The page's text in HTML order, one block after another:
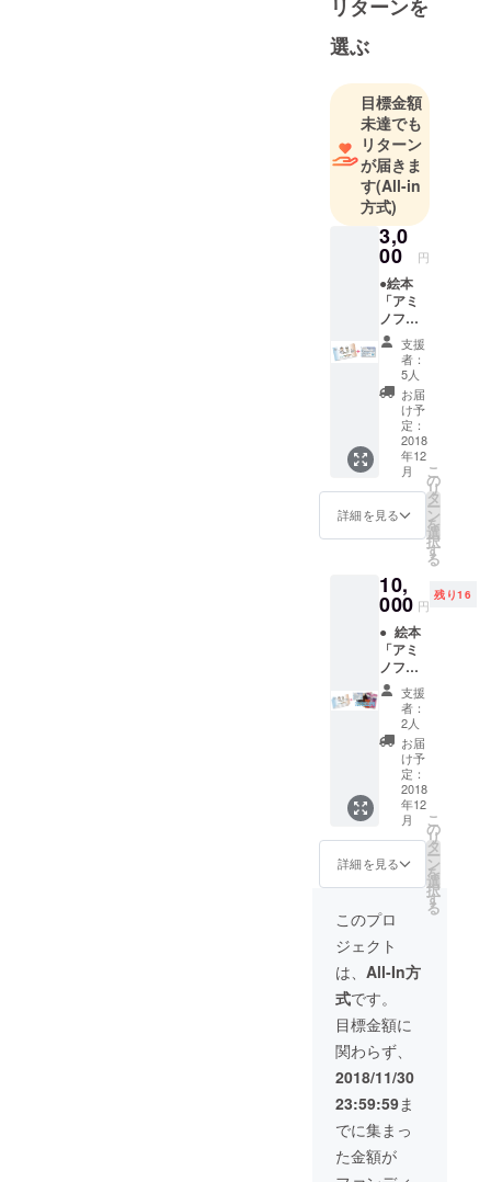
リターンを
選ぶ
目標金額
未達でも
リターン
が届きま
す(All-in
方式)
3,0
00 円
●絵本
「アミ
ノフと
兵隊さ
ん」を1
冊進呈
致しま
礼状を
進呈致
します
●絵本
「アミ
ノフと
兵隊さ
ん」1冊
京都か
茨城県
の図書
館に寄
贈しま
す
支援
者：
5人
お届
け予
定：
2018
年12
月
詳細を見る
こ
の
リ
タ
ー
ン
を
選
択
す
る
10,
000 円
残り16
● 絵本
「アミ
ノフと
兵隊さ
ん」を3
冊進呈
致しま
ディラ
さん厳
選のウ
ズベキ
スタン
からの
お土産
とお礼
状等を
進呈致
します
（お土
産は選
べませ
ん。）
●絵本
「アミ
ノフと
兵隊さ
ん」3冊
を、東
京都か
茨城県
の図書
支援
者：
2人
お届
け予
定：
2018
年12
月
詳細を見る
こ
の
リ
タ
ー
ン
を
選
択
す
る
このプロ
ジェクト
は、 All-In方
式です。
目標金額に
関わらず、
2018/11/30
23:59:59ま
でに集まっ
た金額が